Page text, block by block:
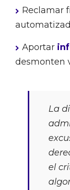
Reclamar
Aportar
desmonten
La
el